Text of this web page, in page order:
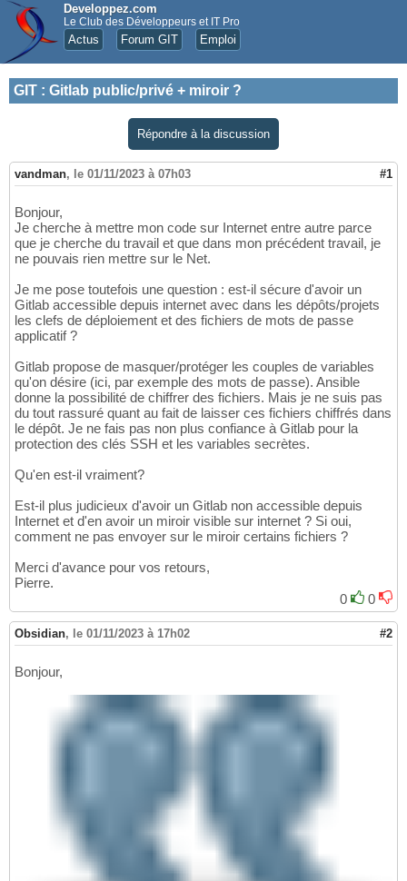
Developpez.com
Le Club des Développeurs et IT Pro
Actus Forum GIT Emploi
GIT : Gitlab public/privé + miroir ?
Répondre à la discussion
vandman, le 01/11/2023 à 07h03 #1
Bonjour,
Je cherche à mettre mon code sur Internet entre autre parce
que je cherche du travail et que dans mon précédent travail, je
ne pouvais rien mettre sur le Net.
Je me pose toutefois une question : est-il sécure d'avoir un
Gitlab accessible depuis internet avec dans les dépôts/projets
les clefs de déploiement et des fichiers de mots de passe
applicatif ?
Gitlab propose de masquer/protéger les couples de variables
qu'on désire (ici, par exemple des mots de passe). Ansible
donne la possibilité de chiffrer des fichiers. Mais je ne suis pas
du tout rassuré quant au fait de laisser ces fichiers chiffrés dans
le dépôt. Je ne fais pas non plus confiance à Gitlab pour la
protection des clés SSH et les variables secrètes.
Qu'en est-il vraiment?
Est-il plus judicieux d'avoir un Gitlab non accessible depuis
Internet et d'en avoir un miroir visible sur internet ? Si oui,
comment ne pas envoyer sur le miroir certains fichiers ?
Merci d'avance pour vos retours,
Pierre.
0
0
Obsidian, le 01/11/2023 à 17h02 #2
Bonjour,